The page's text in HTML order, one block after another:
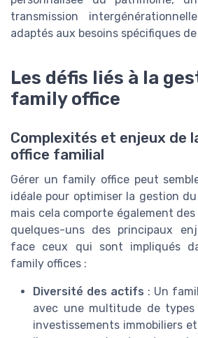
transmission
adaptés aux besoins spécifiques
Les défis liés à la
family office
Complexités et enjeux de
office familial
Gérer un family office peut
idéale pour optimiser la gestion
mais cela comporte également
quelques-uns des principaux
face ceux qui sont impliqués
family offices :
Diversité des actifs : Un
avec une multitude de
investissements immobiliers